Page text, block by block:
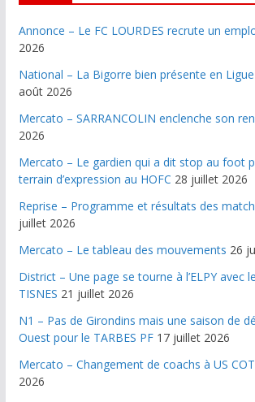
Annonce – Le FC LOURDES recrute un
2026
National – La Bigorre bien présente en
août 2026
Mercato – SARRANCOLIN enclenche son
2026
Mercato – Le gardien qui a dit stop au foot
terrain d’expression au HOFC 28 juillet 2026
Reprise – Programme et résultats des
juillet 2026
Mercato – Le tableau des mouvements 26
District – Une page se tourne à l’ELPY avec
TISNES 21 juillet 2026
N1 – Pas de Girondins mais une saison de
Ouest pour le TARBES PF 17 juillet 2026
Mercato – Changement de coachs à US
2026